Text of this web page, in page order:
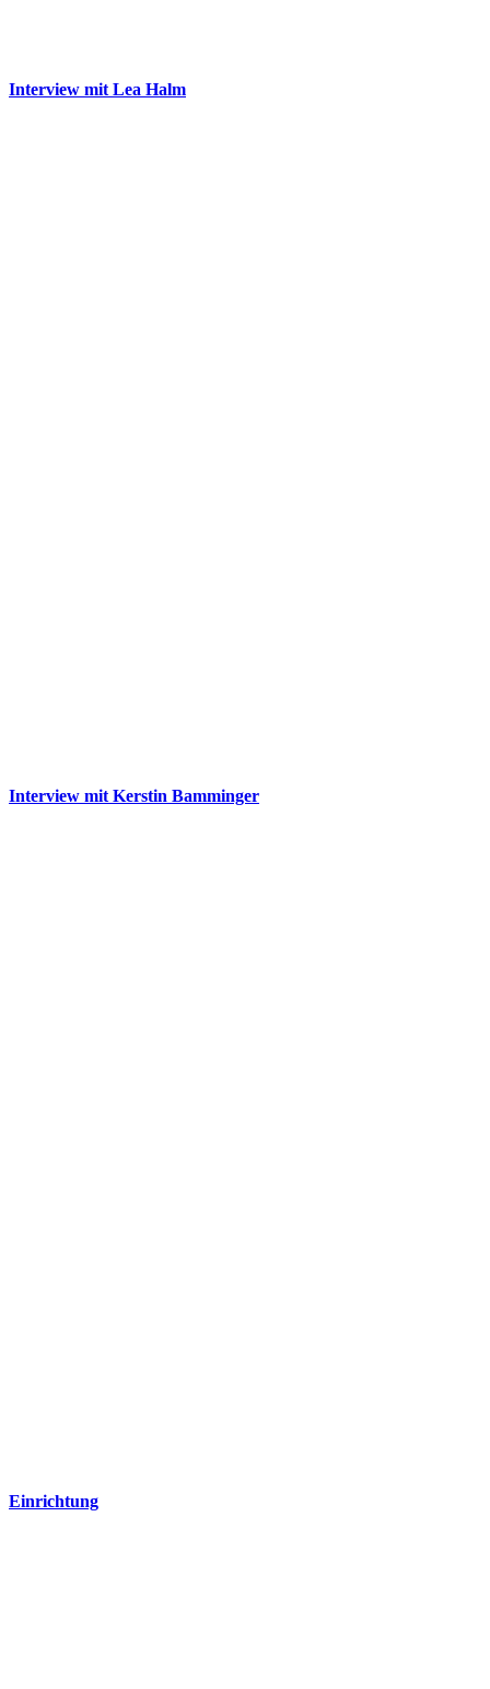
Interview mit Lea Halm
Interview mit Kerstin Bamminger
Einrichtung